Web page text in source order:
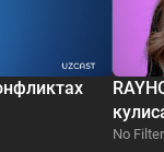
No Filter